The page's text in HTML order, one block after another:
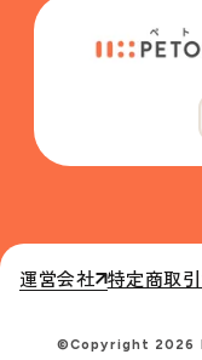
運営会社 特定商取
©Copyright 2026